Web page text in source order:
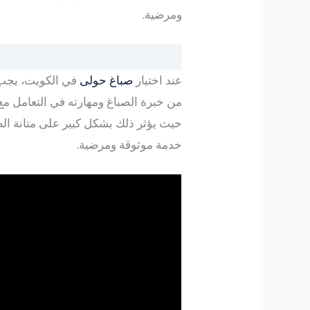
ومرضية.
عند اختيارصباغ حولى في الكويت،
من خبرة الصباغ ومهارته في التعامل
حيث يؤثر ذلك بشكل كبير على متانة
خدمة موثوقة ومرضية.